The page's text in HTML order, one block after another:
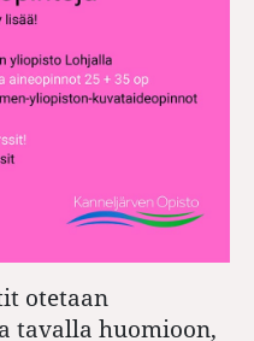
otetaan
tavalla huomioon,